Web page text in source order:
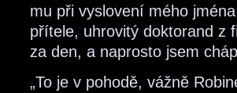
mu při vyslovení mého
přítele, uhrovitý doktorand z
za den, a naprosto jsem
„To je v pohodě, vážně